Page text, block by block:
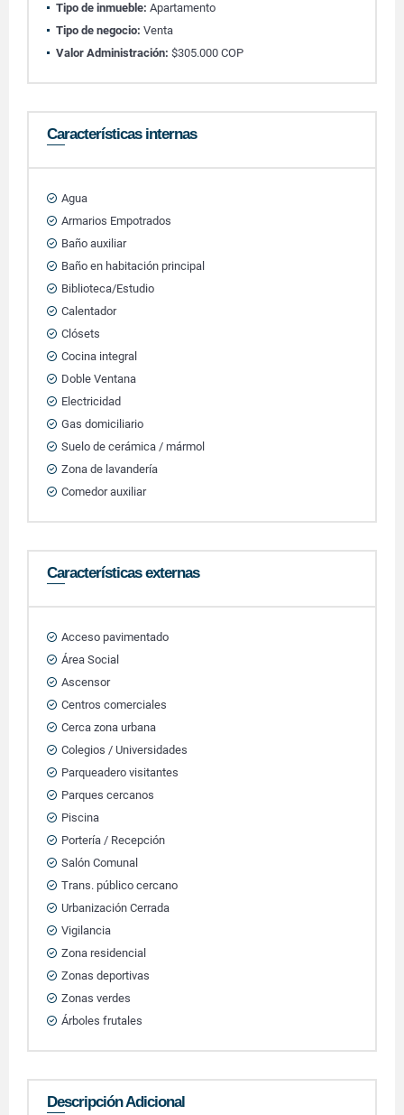
Tipo de inmueble: Apartamento
Tipo de negocio: Venta
Valor Administración: $305.000 COP
Características internas
Agua
Armarios Empotrados
Baño auxiliar
Baño en habitación principal
Biblioteca/Estudio
Calentador
Clósets
Cocina integral
Doble Ventana
Electricidad
Gas domiciliario
Suelo de cerámica / mármol
Zona de lavandería
Comedor auxiliar
Características externas
Acceso pavimentado
Área Social
Ascensor
Centros comerciales
Cerca zona urbana
Colegios / Universidades
Parqueadero visitantes
Parques cercanos
Piscina
Portería / Recepción
Salón Comunal
Trans. público cercano
Urbanización Cerrada
Vigilancia
Zona residencial
Zonas deportivas
Zonas verdes
Árboles frutales
Descripción Adicional